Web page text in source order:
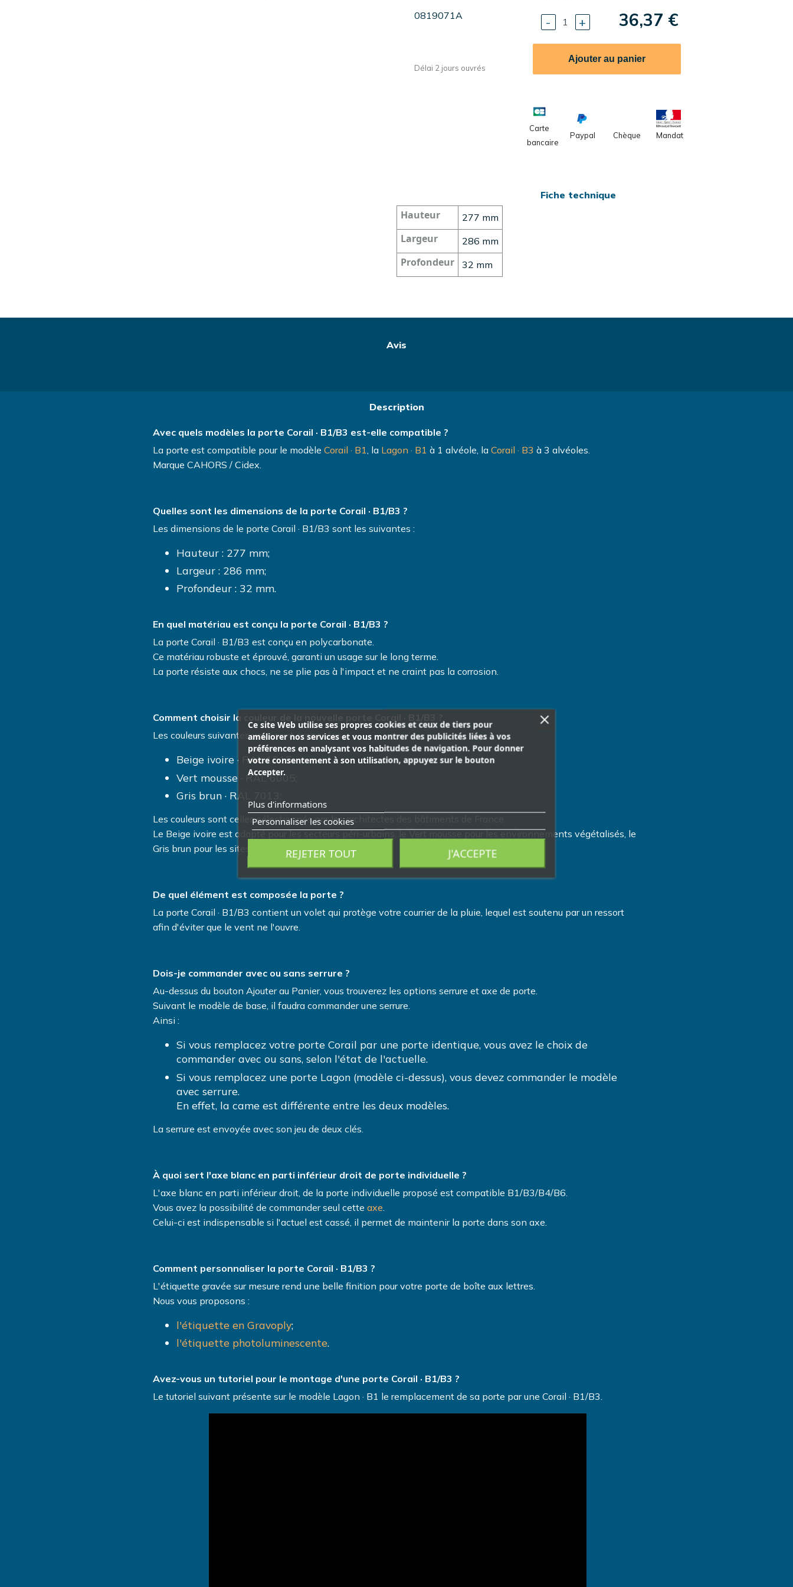
0819071A
Délai 2 jours ouvrés
- + 36,37 €
Ajouter au panier
Carte
bancaire
Paypal Chèque Mandat
Fiche technique
Hauteur 277 mm
Largeur 286 mm
Profondeur 32 mm
Avis
Description
Avec quels modèles la porte Corail · B1/B3 est-elle compatible ?
La porte est compatible pour le modèle Corail · B1 , la Lagon · B1 à 1 alvéole, la Corail · B3 à 3 alvéoles.
Marque CAHORS / Cidex.
Quelles sont les dimensions de la porte Corail · B1/B3 ?
Les dimensions de le porte Corail · B1/B3 sont les suivantes :
Hauteur : 277 mm;
Largeur : 286 mm;
Profondeur : 32 mm.
En quel matériau est conçu la porte Corail · B1/B3 ?
La porte Corail · B1/B3 est conçu en polycarbonate.
Ce matériau robuste et éprouvé, garanti un usage sur le long terme.
La porte résiste aux chocs, ne se plie pas à l'impact et ne craint pas la corrosion.
Comment choisir la couleur de la nouvelle porte Corail · B1/B3 ?
Les couleurs suivantes vous sont proposées :
Beige ivoire · RAL 1015;
Vert mousse · RAL 6005;
Gris brun · RAL 7013;
Les couleurs sont celles sélectionnés par les architectes des bâtiments de France.
Le Beige ivoire est adapté pour les secteurs péri-urbains, le Vert mousse pour les environnements végétalisés, le
Gris brun pour les sites classés.
De quel élément est composée la porte ?
La porte Corail · B1/B3 contient un volet qui protège votre courrier de la pluie, lequel est soutenu par un ressort
afin d'éviter que le vent ne l'ouvre.
Dois-je commander avec ou sans serrure ?
Au-dessus du bouton Ajouter au Panier, vous trouverez les options serrure et axe de porte.
Suivant le modèle de base, il faudra commander une serrure.
Ainsi :
Si vous remplacez votre porte Corail par une porte identique, vous avez le choix de
commander avec ou sans, selon l'état de l'actuelle.
Si vous remplacez une porte Lagon (modèle ci-dessus), vous devez commander le modèle
avec serrure.
En effet, la came est différente entre les deux modèles.
La serrure est envoyée avec son jeu de deux clés.
À quoi sert l'axe blanc en parti inférieur droit de porte individuelle ?
L'axe blanc en parti inférieur droit, de la porte individuelle proposé est compatible B1/B3/B4/B6.
Vous avez la possibilité de commander seul cette axe
Celui-ci est indispensable si l'actuel est cassé, il permet de maintenir la porte dans son axe.
Comment personnaliser la porte Corail · B1/B3 ?
L'étiquette gravée sur mesure rend une belle finition pour votre porte de boîte aux lettres.
Nous vous proposons :
l'étiquette en Gravoply;
l'étiquette photoluminescente.
Avez-vous un tutoriel pour le montage d'une porte Corail · B1/B3 ?
Le tutoriel suivant présente sur le modèle Lagon · B1 le remplacement de sa porte par une Corail · B1/B3.
Ce site Web utilise ses propres cookies et ceux de tiers pour
améliorer nos services et vous montrer des publicités liées à vos
préférences en analysant vos habitudes de navigation. Pour donner
votre consentement à son utilisation, appuyez sur le bouton
Accepter.
Plus d'informations
Personnaliser les cookies
REJETER TOUT J'ACCEPTE